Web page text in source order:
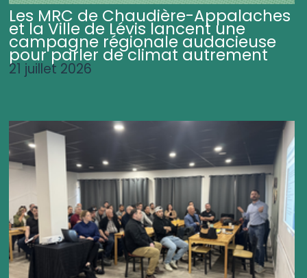
Les MRC de Chaudière-Appalaches
et la Ville de Lévis lancent une
campagne régionale audacieuse
pour parler de climat autrement
21 juillet 2026